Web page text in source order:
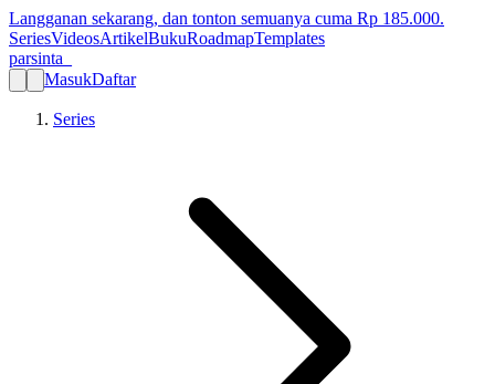
Langganan sekarang, dan tonton semuanya cuma Rp 185.000.
SeriesVideosArtikelBukuRoadmapTemplates
parsinta_
MasukDaftar
Series